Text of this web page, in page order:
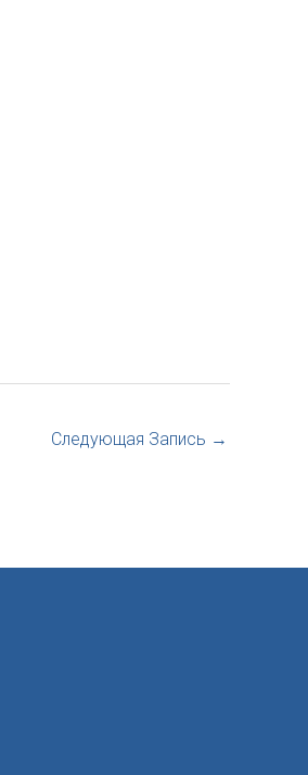
Следующая Запись →